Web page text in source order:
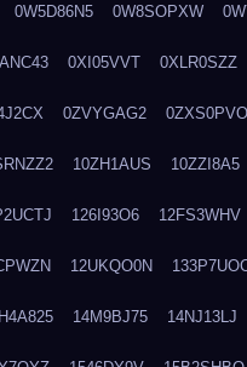
0W5D86N5 0W8SOPXW
0XI05VVT 0XLR0SZZ
0ZVYGAG2 0ZXS0PVO
10ZH1AUS 10ZZI8A5
126I93O6 12FS3WHV
12UKQO0N
14M9BJ75 14NJ13LJ